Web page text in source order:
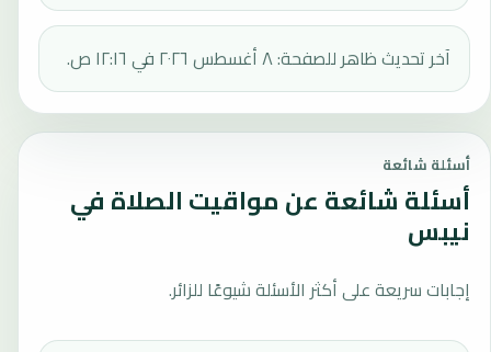
آخر تحديث ظاهر للصفحة: ٨ أغسطس ٢٠٢٦ في ١٢:١٦ ص.
أسئلة شائعة
أسئلة شائعة عن مواقيت الصلاة في
نيبس
إجابات سريعة على أكثر الأسئلة شيوعًا للزائر.